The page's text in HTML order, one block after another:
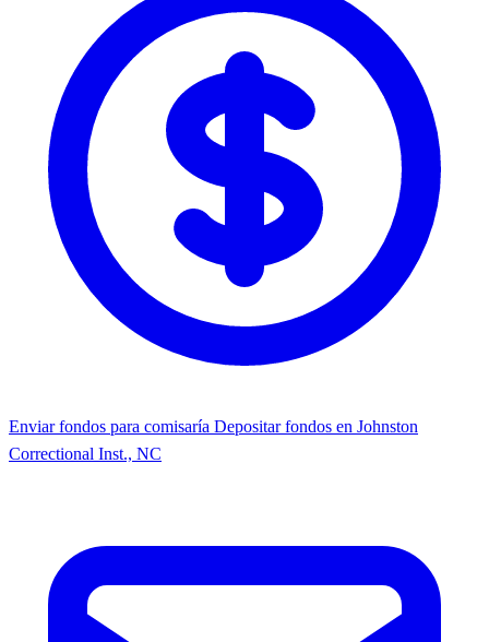
Enviar fondos para comisaría Depositar fondos en Johnston
Correctional Inst., NC